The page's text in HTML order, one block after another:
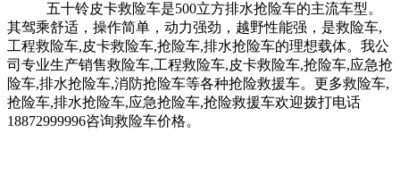
五十铃皮卡救险车是500立方排水抢险车的主流车型。
其驾乘舒适，操作简单，动力强劲，越野性能强，是救险车,
工程救险车,皮卡救险车,抢险车,排水抢险车的理想载体。我公
司专业生产销售救险车,工程救险车,皮卡救险车,抢险车,应急抢
险车,排水抢险车,消防抢险车等各种抢险救援车。更多救险车,
抢险车,排水抢险车,应急抢险车,抢险救援车欢迎拨打电话
18872999996咨询救险车价格。